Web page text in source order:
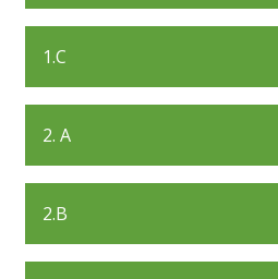
1.C
2. A
2.B